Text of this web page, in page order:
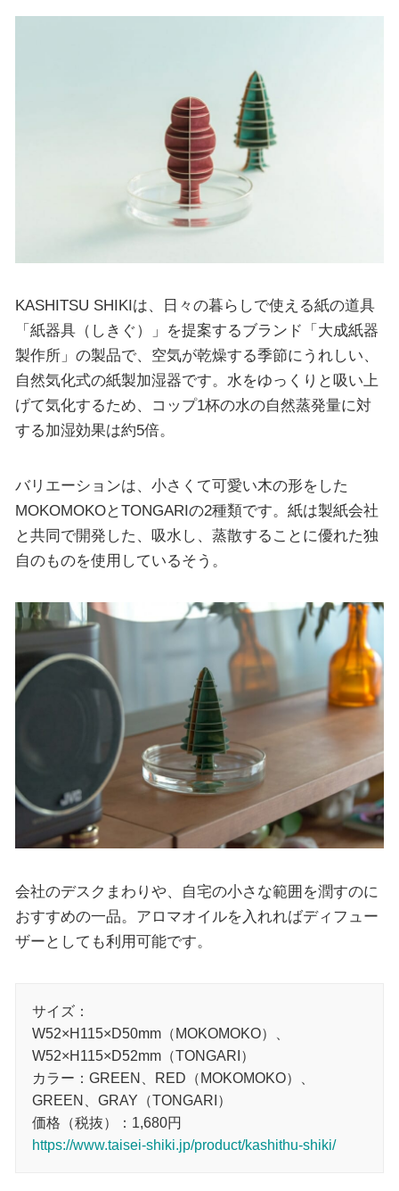
KASHITSU SHIKIは、日々の暮らしで使える紙の道具
「紙器具（しきぐ）」を提案するブランド「大成紙器
製作所」の製品で、空気が乾燥する季節にうれしい、
自然気化式の紙製加湿器です。水をゆっくりと吸い上
げて気化するため、コップ1杯の水の自然蒸発量に対
する加湿効果は約5倍。
バリエーションは、小さくて可愛い木の形をした
MOKOMOKOとTONGARIの2種類です。紙は製紙会社
と共同で開発した、吸水し、蒸散することに優れた独
自のものを使用しているそう。
会社のデスクまわりや、自宅の小さな範囲を潤すのに
おすすめの一品。アロマオイルを入れればディフュー
ザーとしても利用可能です。
サイズ：
W52×H115×D50mm（MOKOMOKO）、
W52×H115×D52mm（TONGARI）
カラー：GREEN、RED（MOKOMOKO）、
GREEN、GRAY（TONGARI）
価格（税抜）：1,680円
https://www.taisei-shiki.jp/product/kashithu-shiki/